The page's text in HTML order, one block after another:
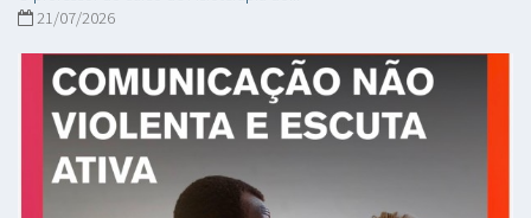
21/07/2026